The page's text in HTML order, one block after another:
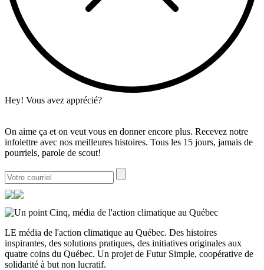
Hey! Vous avez apprécié?
On aime ça et on veut vous en donner encore plus. Recevez notre
infolettre avec nos meilleures histoires. Tous les 15 jours, jamais de
pourriels, parole de scout!
LE média de l'action climatique au Québec. Des histoires
inspirantes, des solutions pratiques, des initiatives originales aux
quatre coins du Québec. Un projet de Futur Simple, coopérative de
solidarité à but non lucratif.